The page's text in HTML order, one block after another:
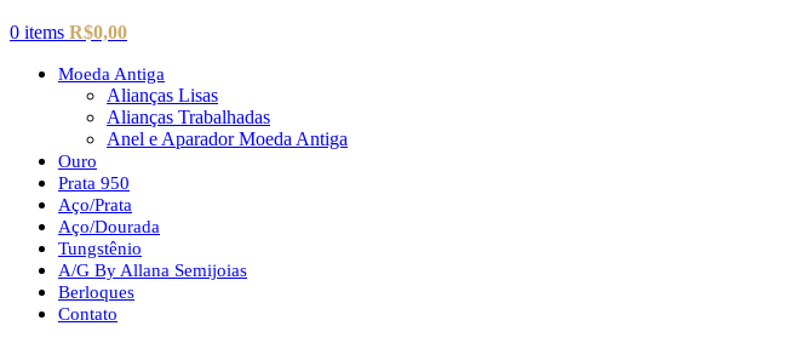
0 items R$0,00
Moeda Antiga
Alianças Lisas
Alianças Trabalhadas
Anel e Aparador Moeda Antiga
Ouro
Prata 950
Aço/Prata
Aço/Dourada
Tungstênio
A/G By Allana Semijoias
Berloques
Contato